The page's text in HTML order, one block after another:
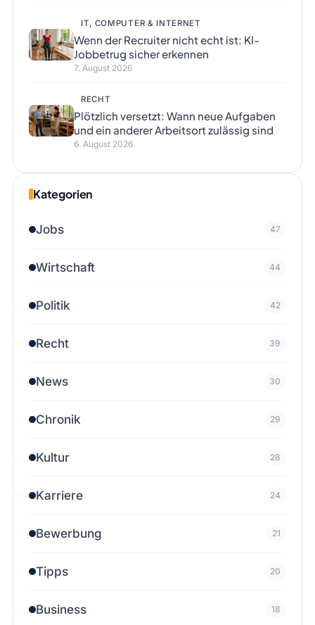
IT, COMPUTER & INTERNET
Wenn der Recruiter nicht echt ist: KI-
Jobbetrug sicher erkennen
7. August 2026
RECHT
Plötzlich versetzt: Wann neue Aufgaben
und ein anderer Arbeitsort zulässig sind
6. August 2026
Kategorien
Jobs 47
Wirtschaft 44
Politik 42
Recht 39
News 30
Chronik 29
Kultur 28
Karriere 24
Bewerbung 21
Tipps 20
Business 18